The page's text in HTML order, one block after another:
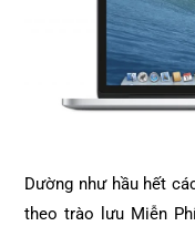
Dường như hầu hết
theo trào lưu Miễn